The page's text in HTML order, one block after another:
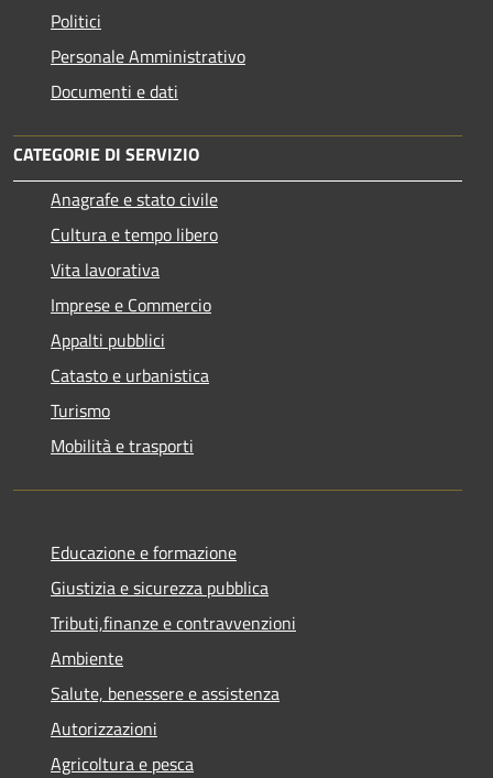
Politici
Personale Amministrativo
Documenti e dati
CATEGORIE DI SERVIZIO
Anagrafe e stato civile
Cultura e tempo libero
Vita lavorativa
Imprese e Commercio
Appalti pubblici
Catasto e urbanistica
Turismo
Mobilità e trasporti
Educazione e formazione
Giustizia e sicurezza pubblica
Tributi,finanze e contravvenzioni
Ambiente
Salute, benessere e assistenza
Autorizzazioni
Agricoltura e pesca